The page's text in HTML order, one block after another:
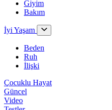
Giyim
Bakım
İyi Yaşam
Beden
Ruh
İlişki
Çocuklu Hayat
Güncel
Video